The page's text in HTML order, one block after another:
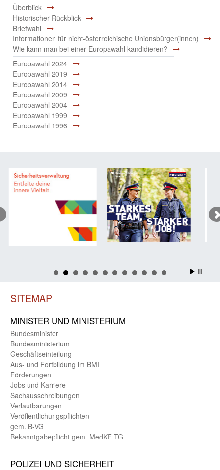
Überblick
Historischer Rückblick
Briefwahl
Informationen für nicht-österreichische Unionsbürger(innen)
Wie kann man bei einer Europawahl kandidieren?
Europawahl 2024
Europawahl 2019
Europawahl 2014
Europawahl 2009
Europawahl 2004
Europawahl 1999
Europawahl 1996
SITEMAP
MINISTER UND MINIST­ERIUM
Bundes­minister
Bundes­ministerium
Geschäfts­einteilung
Aus- und Fortbildung im BMI
Förderungen
Jobs und Karriere
Sachaus­schreibungen
Verlautbarungen
Veröffentlichungspflichten
gem. B-VG
Bekanntgabepflicht gem. MedKF-TG
POLIZEI UND SICHER­HEIT